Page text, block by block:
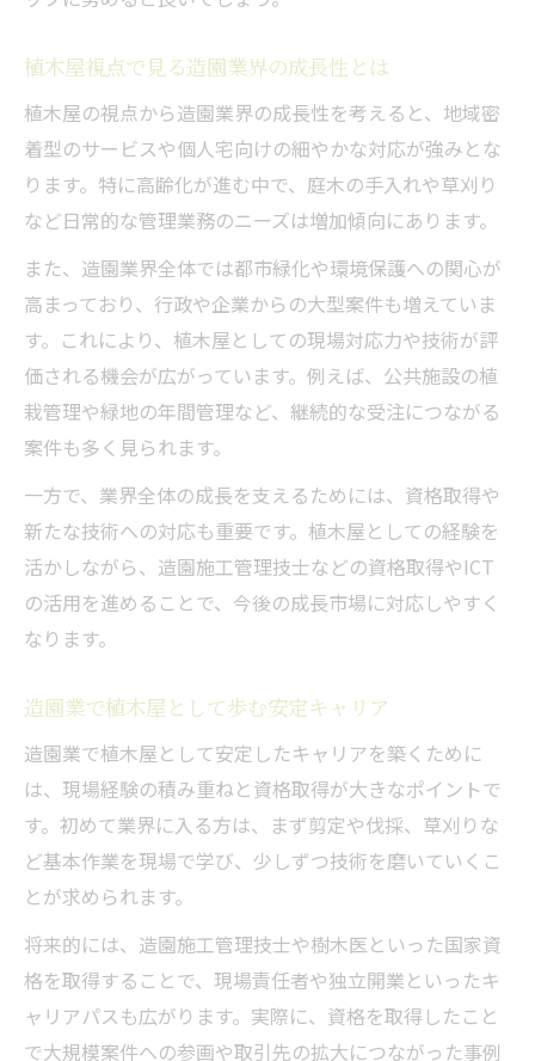
植木屋視点で見る造園業界の成長性とは
植木屋の視点から造園業界の成長性を考えると、地域密
着型のサービスや個人宅向けの細やかな対応が強みとな
ります。特に高齢化が進む中で、庭木の手入れや草刈り
など日常的な管理業務のニーズは増加傾向にあります。
また、造園業界全体では都市緑化や環境保護への関心が
高まっており、行政や企業からの大型案件も増えていま
す。これにより、植木屋としての現場対応力や技術が評
価される機会が広がっています。例えば、公共施設の植
栽管理や緑地の年間管理など、継続的な受注につながる
案件も多く見られます。
一方で、業界全体の成長を支えるためには、資格取得や
新たな技術への対応も重要です。植木屋としての経験を
活かしながら、造園施工管理技士などの資格取得やICT
の活用を進めることで、今後の成長市場に対応しやすく
なります。
造園業で植木屋として歩む安定キャリア
造園業で植木屋として安定したキャリアを築くために
は、現場経験の積み重ねと資格取得が大きなポイントで
す。初めて業界に入る方は、まず剪定や伐採、草刈りな
ど基本作業を現場で学び、少しずつ技術を磨いていくこ
とが求められます。
将来的には、造園施工管理技士や樹木医といった国家資
格を取得することで、現場責任者や独立開業といったキ
ャリアパスも広がります。実際に、資格を取得したこと
で大規模案件への参画や取引先の拡大につながった事例